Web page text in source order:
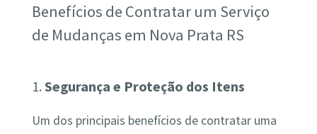
Benefícios de Contratar um Serviço
de Mudanças em Nova Prata RS
1. Segurança e Proteção dos Itens
Um dos principais benefícios de contratar uma